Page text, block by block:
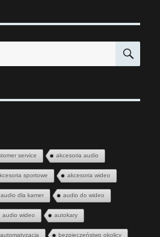
service akcesoria audio
sportowe akcesoria wideo
audio dla kamer audio do wideo
audio wideo autokary
automatyzacja bezpieczeństwo okolicy